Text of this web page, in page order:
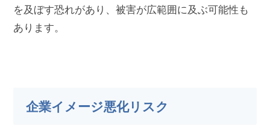
を及ぼす恐れがあり、被害が広範囲に及ぶ可能性も
あります。
企業イメージ悪化リスク